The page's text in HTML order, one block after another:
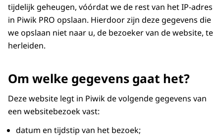
tijdelijk geheugen, vóórdat we de rest van het IP-adres
in Piwik PRO opslaan. Hierdoor zijn deze gegevens die
we opslaan niet naar u, de bezoeker van de website, te
herleiden.
Om welke gegevens gaat het?
Deze website legt in Piwik de volgende gegevens van
een websitebezoek vast:
datum en tijdstip van het bezoek;